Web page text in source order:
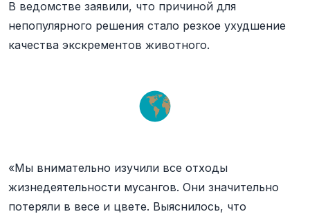
В ведомстве заявили, что причиной для
непопулярного решения стало резкое ухудшение
качества экскрементов животного.
«Мы внимательно изучили все отходы
жизнедеятельности мусангов. Они значительно
потеряли в весе и цвете. Выяснилось, что